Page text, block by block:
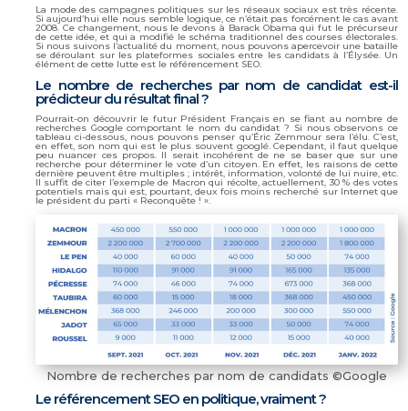
La mode des campagnes politiques sur les réseaux sociaux est très récente.
Si aujourd’hui elle nous semble logique, ce n’était pas forcément le cas avant
2008. Ce changement, nous le devons à Barack Obama qui fut le précurseur
de cette idée, et qui a modifié le schéma traditionnel des courses électorales.
Si nous suivons l’actualité du moment, nous pouvons apercevoir une bataille
se déroulant sur les plateformes sociales entre les candidats à l’Élysée. Un
élément de cette lutte est le référencement SEO.
Le nombre de recherches par nom de candidat est-il
prédicteur du résultat final ?
Pourrait-on découvrir le futur Président Français en se fiant au nombre de
recherches Google comportant le nom du candidat ? Si nous observons ce
tableau ci-dessous, nous pouvons penser qu’Éric Zemmour sera l’élu. C’est,
en effet, son nom qui est le plus souvent googlé. Cependant, il faut quelque
peu nuancer ces propos. Il serait incohérent de ne se baser que sur une
recherche pour déterminer le vote d’un citoyen. En effet, les raisons de cette
dernière peuvent être multiples ; intérêt, information, volonté de lui nuire, etc.
Il suffit de citer l’exemple de Macron qui récolte, actuellement, 30 % des votes
potentiels mais qui est, pourtant, deux fois moins recherché sur Internet que
le président du parti « Reconquête ! ».
Nombre de recherches par nom de candidats ©Google
Le référencement SEO en politique, vraiment ?